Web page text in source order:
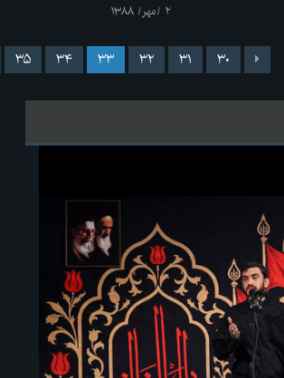
۲ /مهر/ ۱۳۸۸
۳۰ ۳۱ ۳۲ ۳۳ ۳۴ ۳۵